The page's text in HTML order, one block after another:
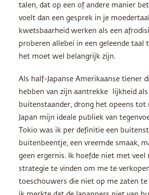
talen, dat op een of andere manier
voelt dan een gesprek in je
kwetsbaarheid werken als een
proberen allebei in een geleende taal
het moet wel belangrijk zijn.
Als half-Japanse Amerikaanse tiener
hebben van zijn aantrekke lijkheid als
buitenstaander, drong het opeens tot
Japan mijn ideale publiek van
Tokio was ik per definitie een
buitenbeentje, een vreemde smaak,
geen ergernis. Ik hoefde niet met veel
strategie te vinden om me te
toeschouwers die niet op me zaten